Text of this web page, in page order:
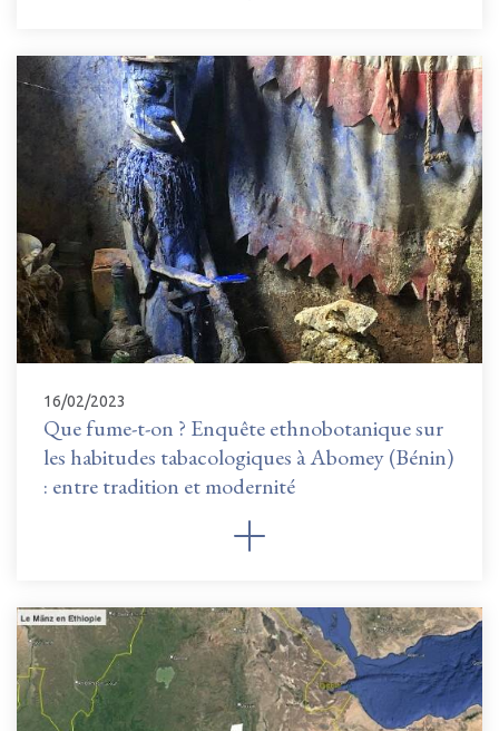
16/02/2023
Que fume-t-on ? Enquête ethnobotanique sur
les habitudes tabacologiques à Abomey (Bénin)
: entre tradition et modernité